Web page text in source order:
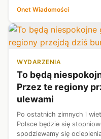
województwo lubuskie.
Onet Wiadomości
WYDARZENIA
To będą
Przez te regiony
ulewami
Po ostatnich zimnych i
Polsce będzie się
spodziewamy się